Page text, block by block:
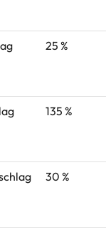
25 %
135 %
30 %